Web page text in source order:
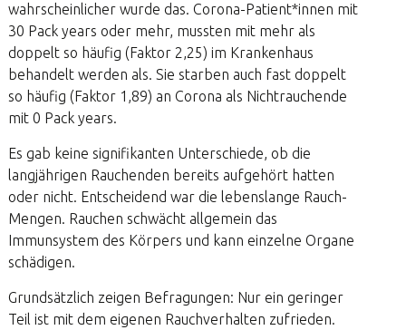
wahrscheinlicher wurde das. Corona-Patient*innen mit
30 Pack years oder mehr, mussten mit mehr als
doppelt so häufig (Faktor 2,25) im Krankenhaus
behandelt werden als. Sie starben auch fast doppelt
so häufig (Faktor 1,89) an Corona als Nichtrauchende
mit 0 Pack years.
Es gab keine signifikanten Unterschiede, ob die
langjährigen Rauchenden bereits aufgehört hatten
oder nicht. Entscheidend war die lebenslange Rauch-
Mengen. Rauchen schwächt allgemein das
Immunsystem des Körpers und kann einzelne Organe
schädigen.
Grundsätzlich zeigen Befragungen: Nur ein geringer
Teil ist mit dem eigenen Rauchverhalten zufrieden.